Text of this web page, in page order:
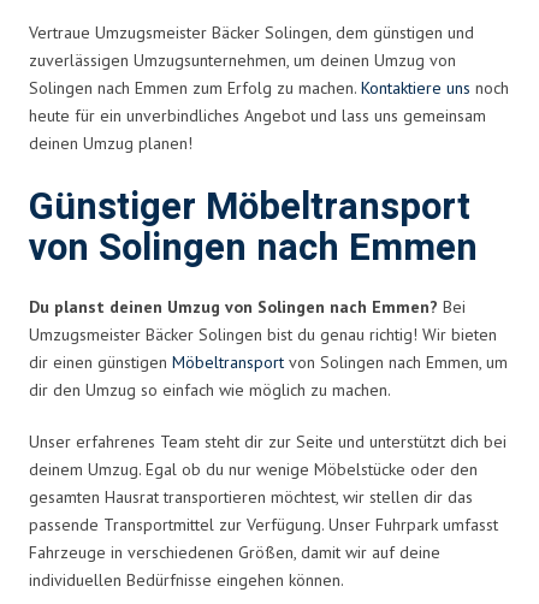
Vertraue Umzugsmeister Bäcker Solingen, dem günstigen und
zuverlässigen Umzugsunternehmen, um deinen Umzug von
Solingen nach Emmen zum Erfolg zu machen. Kontaktiere uns noch
heute für ein unverbindliches Angebot und lass uns gemeinsam
deinen Umzug planen!
Günstiger Möbeltransport
von Solingen nach Emmen
Du planst deinen Umzug von Solingen nach Emmen? Bei
Umzugsmeister Bäcker Solingen bist du genau richtig! Wir bieten
dir einen günstigen Möbeltransport von Solingen nach Emmen, um
dir den Umzug so einfach wie möglich zu machen.
Unser erfahrenes Team steht dir zur Seite und unterstützt dich bei
deinem Umzug. Egal ob du nur wenige Möbelstücke oder den
gesamten Hausrat transportieren möchtest, wir stellen dir das
passende Transportmittel zur Verfügung. Unser Fuhrpark umfasst
Fahrzeuge in verschiedenen Größen, damit wir auf deine
individuellen Bedürfnisse eingehen können.